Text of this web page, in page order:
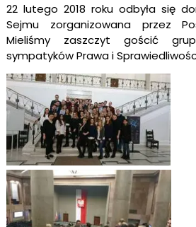
22 lutego 2018 roku odbyła się
Sejmu zorganizowana przez
Mieliśmy zaszczyt gościć
sympatyków Prawa i